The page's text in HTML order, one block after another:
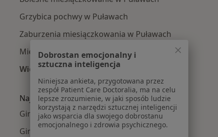
Grzybica pochwy w Puławach
Zaburzenia miesiączkowania w Puławach
Mięśniaki macicy w Puławach
Więcej (15)
Więcej w kategorii: Najczęście leczone
Najpopularniejsze ubezpieczenia
Ginekolodzy z Enel-med w Puławach
Ginekolodzy z POLMED w Puławach
Dobrostan emocjonalny i
sztuczna inteligencja
Niniejsza ankieta, przygotowana przez
zespół Patient Care Doctoralia, ma na celu
lepsze zrozumienie, w jaki sposób ludzie
korzystają z narzędzi sztucznej inteligencji
jako wsparcia dla swojego dobrostanu
emocjonalnego i zdrowia psychicznego.